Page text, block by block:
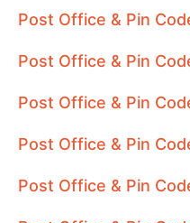
Post Office & Pin
Post Office & Pin
Post Office & Pin
Post Office & Pin
Post Office & Pin